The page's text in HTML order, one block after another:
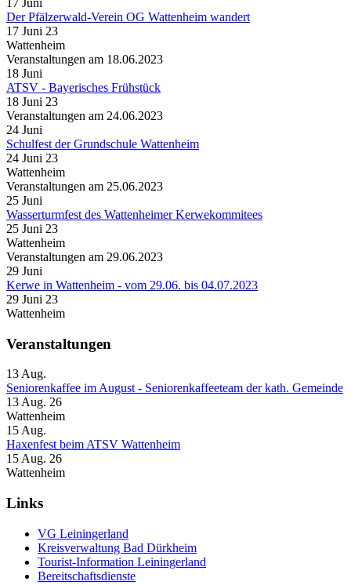
17 Juni
Der Pfälzerwald-Verein OG Wattenheim wandert
17 Juni 23
Wattenheim
Veranstaltungen am 18.06.2023
18 Juni
ATSV - Bayerisches Frühstück
18 Juni 23
Veranstaltungen am 24.06.2023
24 Juni
Schulfest der Grundschule Wattenheim
24 Juni 23
Wattenheim
Veranstaltungen am 25.06.2023
25 Juni
Wasserturmfest des Wattenheimer Kerwekommitees
25 Juni 23
Wattenheim
Veranstaltungen am 29.06.2023
29 Juni
Kerwe in Wattenheim - vom 29.06. bis 04.07.2023
29 Juni 23
Wattenheim
Veranstaltungen
13Aug.
Seniorenkaffee im August - Seniorenkaffeeteam der kath. Gemeinde
13 Aug. 26
Wattenheim
15Aug.
Haxenfest beim ATSV Wattenheim
15 Aug. 26
Wattenheim
Links
VG Leiningerland
Kreisverwaltung Bad Dürkheim
Tourist-Information Leiningerland
Bereitschaftsdienste